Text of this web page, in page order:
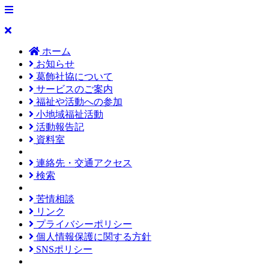
ホーム
お知らせ
葛飾社協について
サービスのご案内
福祉や活動への参加
小地域福祉活動
活動報告記
資料室
連絡先・交通アクセス
検索
苦情相談
リンク
プライバシーポリシー
個人情報保護に関する方針
SNSポリシー